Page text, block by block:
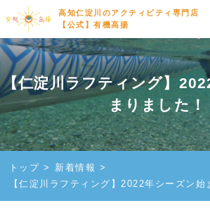
高知仁淀川のアクティビティ専門店
【公式】有機高揚
【仁淀川ラフティング】
まりました！
トップ
新着情報
【仁淀川ラフティング】2022年シーズン始